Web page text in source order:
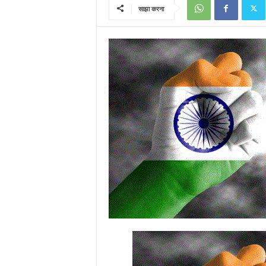
साझा करना